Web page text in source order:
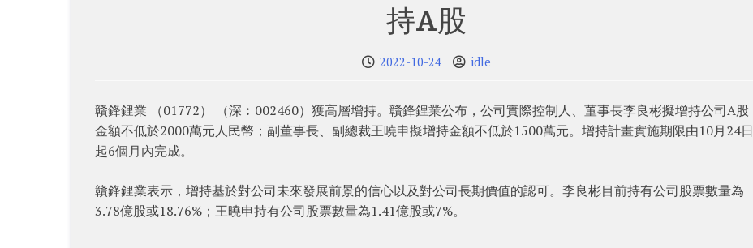
持A股
2022-10-24 idle
贛鋒鋰業 （01772） （深︰002460）獲高層增持。贛鋒鋰業公布，公司實際控制人、董事長李良彬擬增持公司A股
金額不低於2000萬元人民幣；副董事長、副總裁王曉申擬增持金額不低於1500萬元。增持計畫實施期限由10月24日
起6個月內完成。
贛鋒鋰業表示，增持基於對公司未來發展前景的信心以及對公司長期價值的認可。李良彬目前持有公司股票數量為
3.78億股或18.76%；王曉申持有公司股票數量為1.41億股或7%。